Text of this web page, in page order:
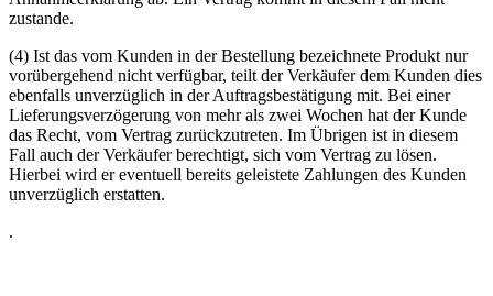
zustande.
(4) Ist das vom Kunden in der Bestellung bezeichnete Produkt nur
vorübergehend nicht verfügbar, teilt der Verkäufer dem Kunden dies
ebenfalls unverzüglich in der Auftragsbestätigung mit. Bei einer
Lieferungsverzögerung von mehr als zwei Wochen hat der Kunde
das Recht, vom Vertrag zurückzutreten. Im Übrigen ist in diesem
Fall auch der Verkäufer berechtigt, sich vom Vertrag zu lösen.
Hierbei wird er eventuell bereits geleistete Zahlungen des Kunden
unverzüglich erstatten.
.